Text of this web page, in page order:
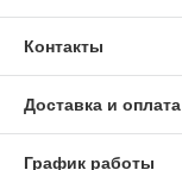
Контакты
Доставка и оплата
График работы